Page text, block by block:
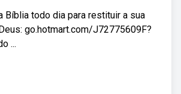
Bíblia todo dia para restituir a sua
go.hotmart.com/J72775609F?
...